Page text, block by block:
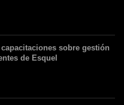
sobre gestión
de Esquel